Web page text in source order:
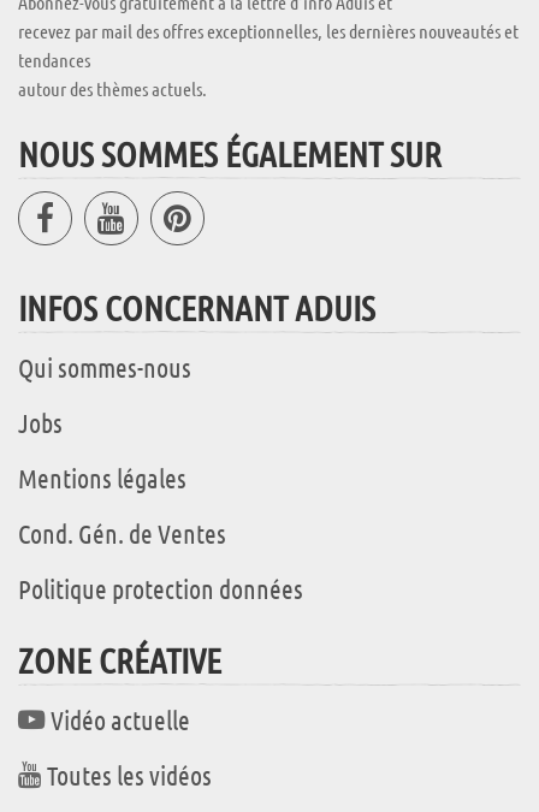
recevez par mail des offres exceptionnelles, les dernières nouveautés et
tendances
autour des thèmes actuels.
NOUS SOMMES ÉGALEMENT SUR
INFOS CONCERNANT ADUIS
Qui sommes-nous
Jobs
Mentions légales
Cond. Gén. de Ventes
Politique protection données
ZONE CRÉATIVE
Vidéo actuelle
Toutes les vidéos